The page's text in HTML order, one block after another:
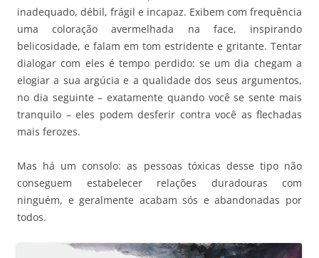
inadequado, débil, frágil e incapaz. Exibem com frequência
uma coloração avermelhada na face, inspirando
belicosidade, e falam em tom estridente e gritante. Tentar
dialogar com eles é tempo perdido: se um dia chegam a
elogiar a sua argúcia e a qualidade dos seus argumentos,
no dia seguinte – exatamente quando você se sente mais
tranquilo – eles podem desferir contra você as flechadas
mais ferozes.
Mas há um consolo: as pessoas tóxicas desse tipo não
conseguem estabelecer relações duradouras com
ninguém, e geralmente acabam sós e abandonadas por
todos.